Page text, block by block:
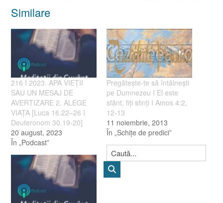
Similare
216 I 2023. APA VIEȚII
SAU UN MESAJ DE
AVERTIZARE 2. ALEGE
VIAȚA [Luca 16.22–26 I
Deuteronom 30.19-20]
20 august, 2023
În „Podcast”
Pregăteşte-te să întâlneşti
pe Dumnezeu I El este
sfânt, fiţi sfinţi I Amos 4:2,
12-13
11 noiembrie, 2013
În „Schiţe de predici”